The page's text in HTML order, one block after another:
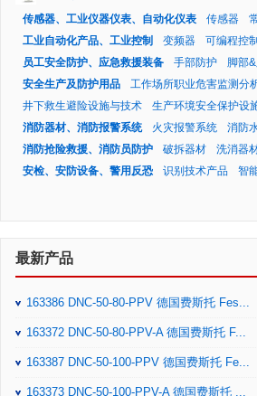
传感器、工业仪器仪表、自动化仪表 传感器
工业自动化产品、工业控制
变频器 可编程控
员工安全防护、应急救援装备
手部防护 脚部
安全生产及防护用品
工作场所职业危害监测分
井下救生避险设施与技术
生产环境安全保护设
消防器材、消防报警系统
火灾报警系统 消防
消防抢险救援、消防员防护
破拆器材 洗消器
安检、安防设备、警用反恐
识别技术产品 智
最新产品
163386 DNC-50-80-PPV 德国费斯托 Fes...
163372 DNC-50-80-PPV-A 德国费斯托 F...
163387 DNC-50-100-PPV 德国费斯托 Fe...
163373 DNC-50-100-PPV-A 德国费斯托 ...